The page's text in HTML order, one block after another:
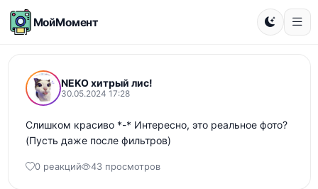
МойМомент
NEKO хитрый лис!
30.05.2024 17:28
Слишком красиво *-* Интересно, это реальное фото?
(Пусть даже после фильтров)
0 реакций 43 просмотров